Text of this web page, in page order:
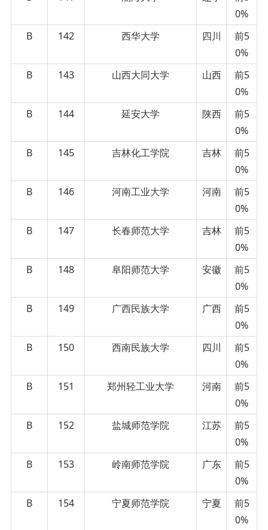
0%
B
142 西华大学 四川
前5
0%
B
143 山西大同大学 山西
前5
0%
B
144 延安大学 陕西
前5
0%
B
145 吉林化工学院 吉林
前5
0%
B
146 河南工业大学 河南
前5
0%
B
147 长春师范大学 吉林
前5
0%
B
148 阜阳师范大学 安徽
前5
0%
B
149 广西民族大学 广西
前5
0%
B
150 西南民族大学 四川
前5
0%
B
151 郑州轻工业大学 河南
前5
0%
B
152 盐城师范学院 江苏
前5
0%
B
153 岭南师范学院 广东
前5
0%
B
154 宁夏师范学院 宁夏
前5
0%